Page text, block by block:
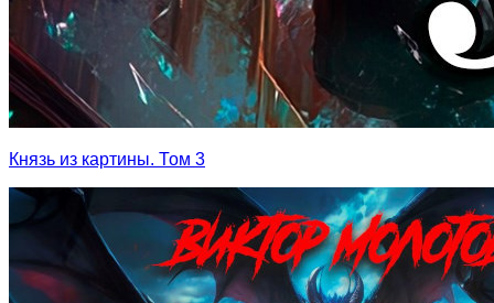
Князь из картины. Том 3